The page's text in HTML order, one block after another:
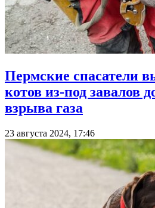
Пермские спасатели
котов из-под завалов
взрыва газа
23 августа 2024, 17:46